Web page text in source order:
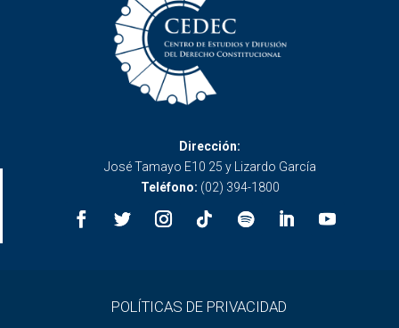
Dirección:
José Tamayo E10 25 y Lizardo García
Teléfono: (02) 394-1800
POLÍTICAS DE PRIVACIDAD